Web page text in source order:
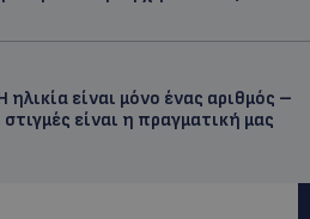
είναι μόνο ένας αριθμός –
είναι η πραγματική μας